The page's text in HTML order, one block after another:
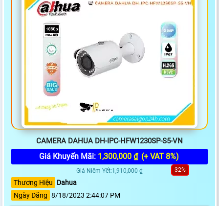
CAMERA DAHUA DH-IPC-HFW1230SP-S5-VN
Giá Khuyến Mãi: 1,300,000 ₫ (+ VAT 8%)
Giá Niêm Yết:1,910,000 ₫ 32%
Thương Hiệu
Dahua
Ngày Đăng 8/18/2023 2:44:07 PM